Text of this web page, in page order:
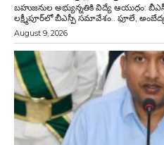
బహుజనుల అభ్యున్నతికి విద్యే ఆయుధం:
లక్ష్మీపూర్‌లో బీఎస్పీ సమావేశం.. ఫూలే,
August 9, 2026